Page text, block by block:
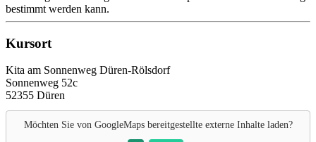
bestimmt werden kann.
Kursort
Kita am Sonnenweg Düren-Rölsdorf
Sonnenweg 52c
52355 Düren
Möchten Sie von GoogleMapsbereitgestellte externe Inhalte laden?